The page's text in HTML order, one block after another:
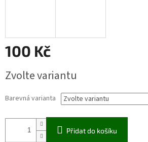
100 Kč
cena:
Zvolte variantu
Barevná varianta
Přidat do košíku